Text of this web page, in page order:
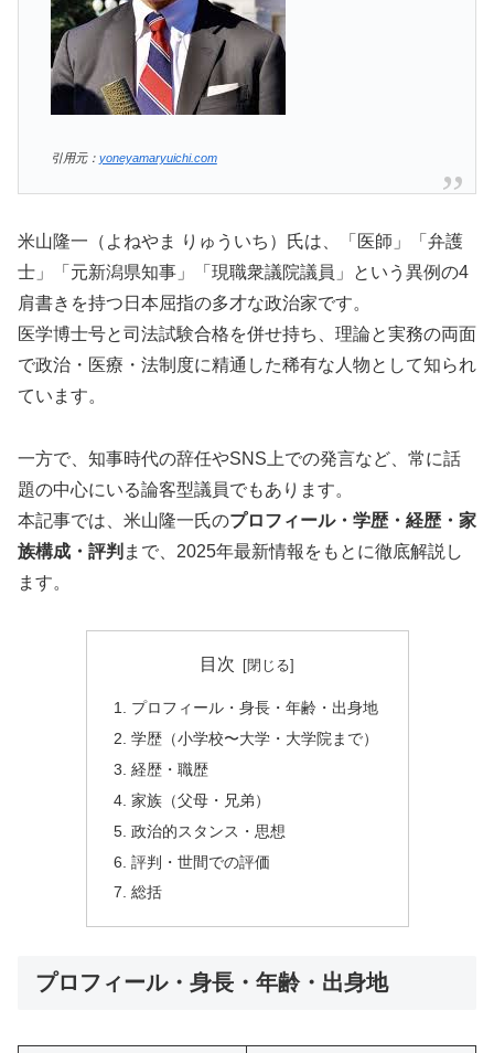
引用元： yoneyamaryuichi.com
米山隆一（よねやま りゅういち）氏は、「医師」「弁護
士」「元新潟県知事」「現職衆議院議員」という異例の4
肩書きを持つ日本屈指の多才な政治家です。
医学博士号と司法試験合格を併せ持ち、理論と実務の両面
で政治・医療・法制度に精通した稀有な人物として知られ
ています。
一方で、知事時代の辞任やSNS上での発言など、常に話
題の中心にいる論客型議員でもあります。
本記事では、米山隆一氏のプロフィール・学歴・経歴・家
族構成・評判 まで、2025年最新情報をもとに徹底解説し
ます。
目次
プロフィール・身長・年齢・出身地
学歴（小学校〜大学・大学院まで）
経歴・職歴
家族（父母・兄弟）
政治的スタンス・思想
評判・世間での評価
総括
プロフィール・身長・年齢・出身地